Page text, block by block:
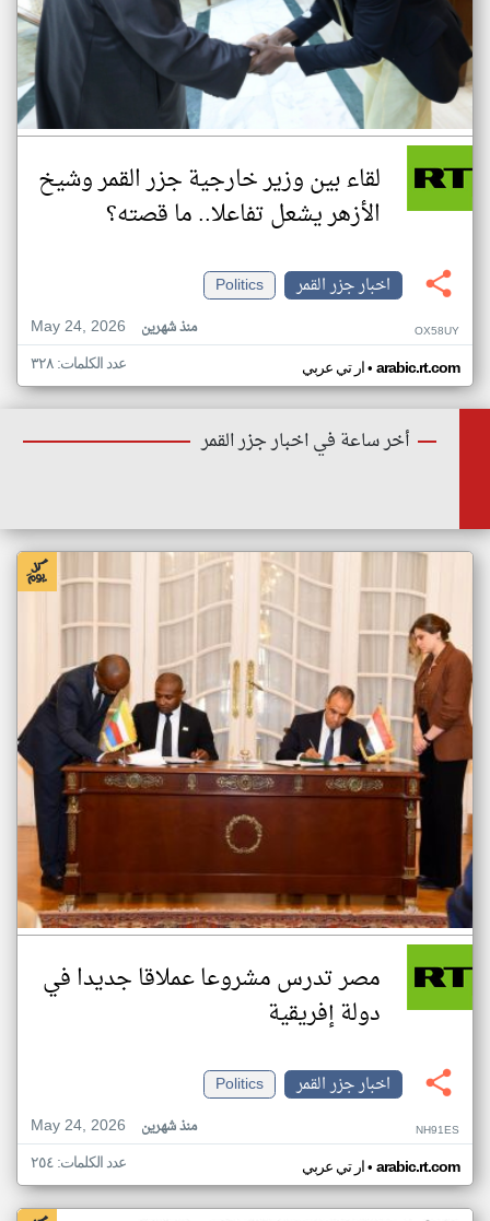
لقاء بين وزير خارجية جزر القمر وشيخ
الأزهر يشعل تفاعلا.. ما قصته؟
اخبار جزر القمر
Politics
May 24, 2026
منذ شهرين OX58UY
ار تي عربي• arabic.rt.com عدد الكلمات: ٣٢٨
أخر ساعة في اخبار جزر القمر
مصر تدرس مشروعا عملاقا جديدا في
دولة إفريقية
اخبار جزر القمر
Politics
May 24, 2026
منذ شهرين NH91ES
ار تي عربي• arabic.rt.com عدد الكلمات: ٢٥٤